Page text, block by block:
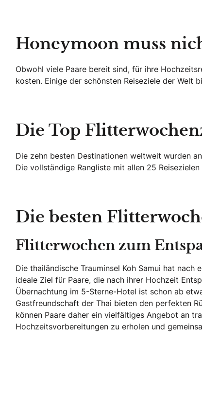
Honeymoon muss
Obwohl viele Paare bereit sind, für ihre
kosten. Einige der schönsten Reiseziele der Welt
Die Top
Die zehn besten Destinationen weltweit wurden
Die vollständige Rangliste mit allen 25
Die besten
Flitterwochen zum
Die thailändische Trauminsel Koh Samui hat
ideale Ziel für Paare, die nach ihrer Hochzeit
Übernachtung im 5-Sterne-Hotel ist schon ab
Gastfreundschaft der Thai bieten den perfekten
können Paare daher ein vielfältiges Angebot an
Hochzeitsvorbereitungen zu erholen und